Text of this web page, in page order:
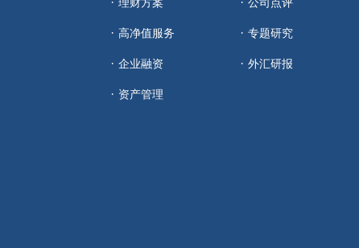
高净值服务
企业融资
资产管理
专题研究
外汇研报